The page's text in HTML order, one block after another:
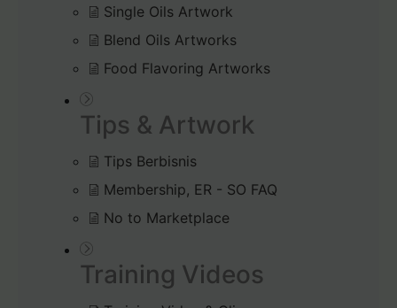
Single Oils Artwork
Blend Oils Artworks
Food Flavoring Artworks
Tips & Artwork
Tips Berbisnis
Membership, ER - SO FAQ
No to Marketplace
Training Videos